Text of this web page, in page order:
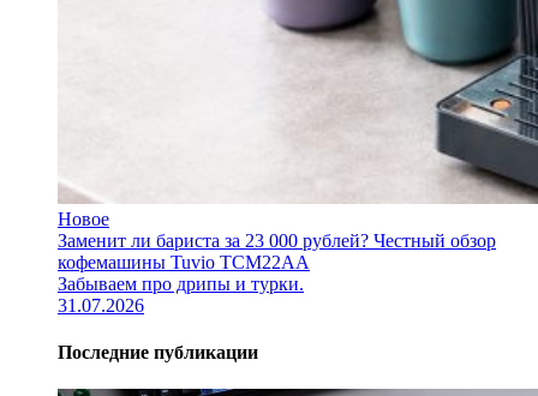
Новое
Заменит ли бариста за 23 000 рублей? Честный обзор
кофемашины Tuvio TCM22AA
Забываем про дрипы и турки.
31.07.2026
Последние публикации